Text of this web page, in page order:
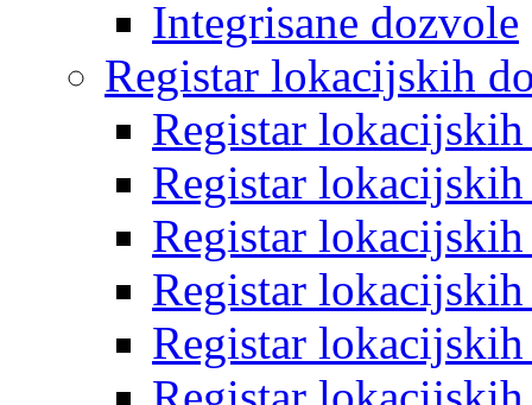
Integrisane dozvole
Registar lokacijskih
Registar
Registar
Registar
Registar
Registar